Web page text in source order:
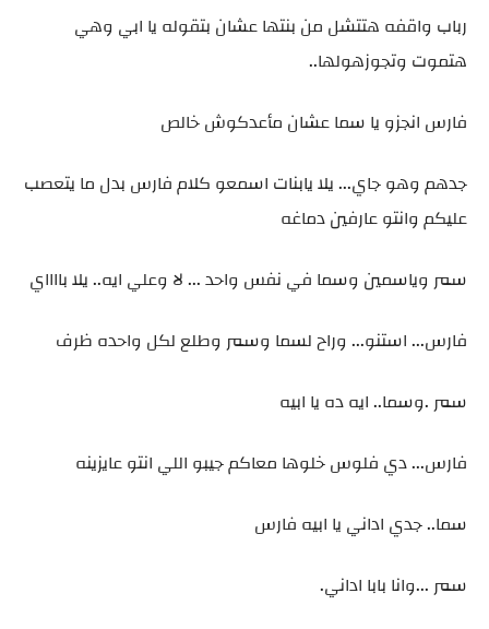
رباب واقفه هتتشل من بنتها عشان بتقوله يا ابي وهي
هتموت وتجوزهولها..
فارس انجزو يا سما عشان مأعدكوش خالص
جدهم وهو جاي... يلا يابنات اسمعو كلام فارس بدل ما يتعصب
عليكم وانتو عارفين دماغه
سمر وياسمين وسما في نفس واحد ... لا وعلي ايه.. يلا بااااي
فارس... استنو... وراح لسما وسمر وطلع لكل واحده ظرف
سمر .وسما.. ايه ده يا ابيه
فارس... دي فلوس خلوها معاكم جيبو اللي انتو عايزينه
سما.. جدي اداني يا ابيه فارس
سمر ...وانا بابا اداني.